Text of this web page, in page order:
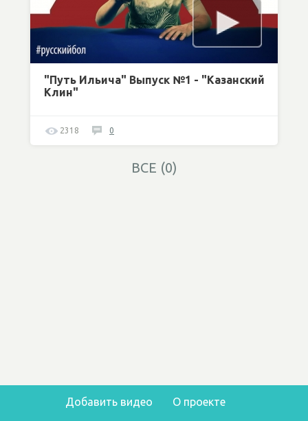
"Путь Ильича" Выпуск №1 - "Казанский
Клин"
2318 0
ВСЕ (0)
Добавить видео О проекте